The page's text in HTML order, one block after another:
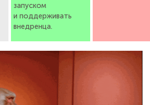
запуском
и поддерживать
внедренца.